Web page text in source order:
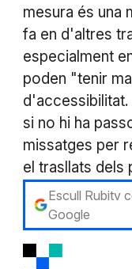
mesura és una
fa en d'altres
especialment
poden "tenir
d'accessibilitat.
si no hi ha
missatges per
el trasllats dels
Escull Rubitv
Google